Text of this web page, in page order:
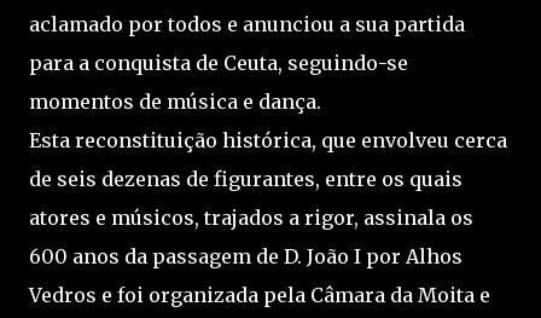
aclamado por todos e anunciou a sua partida
para a conquista de Ceuta, seguindo-se
momentos de música e dança.
Esta reconstituição histórica, que envolveu cerca
de seis dezenas de figurantes, entre os quais
atores e músicos, trajados a rigor, assinala os
600 anos da passagem de D. João I por Alhos
Vedros e foi organizada pela Câmara da Moita e